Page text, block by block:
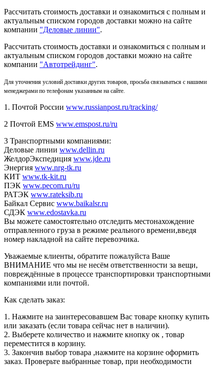
Рассчитать стоимость доставки и ознакомиться с полным и
актуальным списком городов доставки можно на сайте
компании "Деловые линии".
Рассчитать стоимость доставки и ознакомиться с полным и
актуальным списком городов доставки можно на сайте
компании "Автотрейдинг".
Для уточнения условий доставки других товаров, просьба связываться с нашими
менеджерами по телефонам указанным на сайте.
1. Почтой России www.russianpost.ru/tracking/
2 Почтой EMS www.emspost.ru/ru
3 Транспортными компаниями:
Деловые линии www.dellin.ru
ЖелдорЭкспедиция www.jde.ru
Энергия www.nrg-tk.ru
КИТ www.tk-kit.ru
ПЭК www.pecom.ru/ru
РАТЭК www.rateksib.ru
Байкал Сервис www.baikalsr.ru
СДЭК www.edostavka.ru
Вы можете самостоятельно отследить местонахождение
отправленного груза в режиме реального времени,введя
номер накладной на сайте перевозчика.
Уважаемые клиенты, обратите пожалуйста Ваше
ВНИМАНИЕ что мы не несём ответственности за вещи,
повреждённые в процессе транспортировки транспортными
компаниями или почтой.
Как сделать заказ:
1. Нажмите на заинтересовавшем Вас товаре кнопку купить
или заказать (если товара сейчас нет в наличии).
2. Выберете количество и нажмите кнопку ок , товар
переместится в корзину.
3. Закончив выбор товара ,нажмите на корзине оформить
заказ. Проверьте выбранные товар, при необходимости